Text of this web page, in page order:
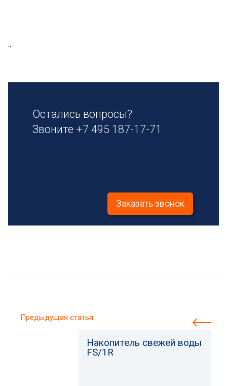
..
Остались вопросы?
Звоните +7 495 187-17-71
Заказать звонок
Предыдущая статья
Накопитель свежей воды
FS/1R